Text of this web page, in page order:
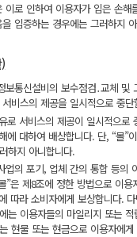
로 인하여 이용자가 입은 손해
입증하는 경우에는 그러하지
통신설비의 보수점검․교체 및
비스의 제공을 일시적으로 중
로 서비스의 제공이 일시적으로
에 대하여 배상합니다. 단, “몰”
하지 아니합니다.
의 포기, 업체 간의 통합 등의
”은 제8조에 정한 방법으로 이용
따라 소비자에게 보상합니다.
는 이용자들의 마일리지 또는
현물 또는 현금으로 이용자에